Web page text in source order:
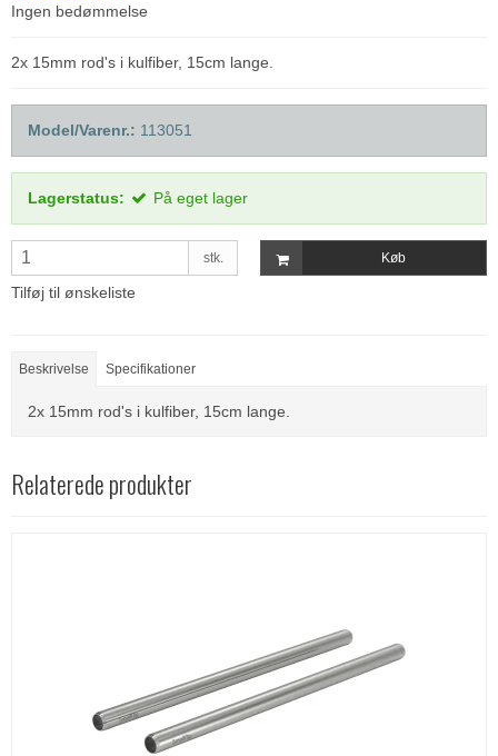
Ingen bedømmelse
2x 15mm rod's i kulfiber, 15cm lange.
Model/Varenr.: 113051
Lagerstatus: På eget lager
stk. Køb
Tilføj til ønskeliste
Beskrivelse Specifikationer
2x 15mm rod's i kulfiber, 15cm lange.
Relaterede produkter